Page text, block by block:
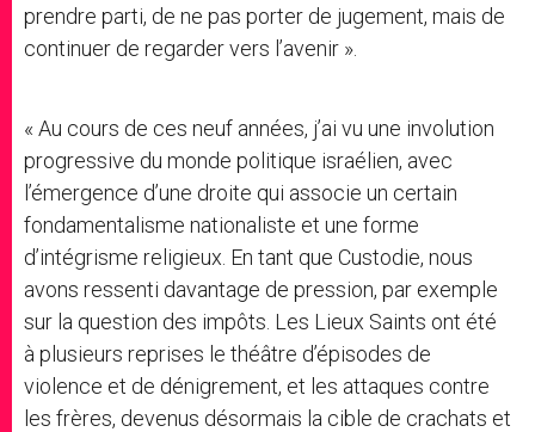
prendre parti, de ne pas porter de jugement, mais de
continuer de regarder vers l’avenir ».
« Au cours de ces neuf années, j’ai vu une involution
progressive du monde politique israélien, avec
l’émergence d’une droite qui associe un certain
fondamentalisme nationaliste et une forme
d’intégrisme religieux. En tant que Custodie, nous
avons ressenti davantage de pression, par exemple
sur la question des impôts. Les Lieux Saints ont été
à plusieurs reprises le théâtre d’épisodes de
violence et de dénigrement, et les attaques contre
les frères, devenus désormais la cible de crachats et